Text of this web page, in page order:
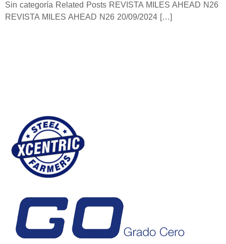
Sin categoría Related Posts REVISTA MILES AHEAD N26
REVISTA MILES AHEAD N26 20/09/2024 […]